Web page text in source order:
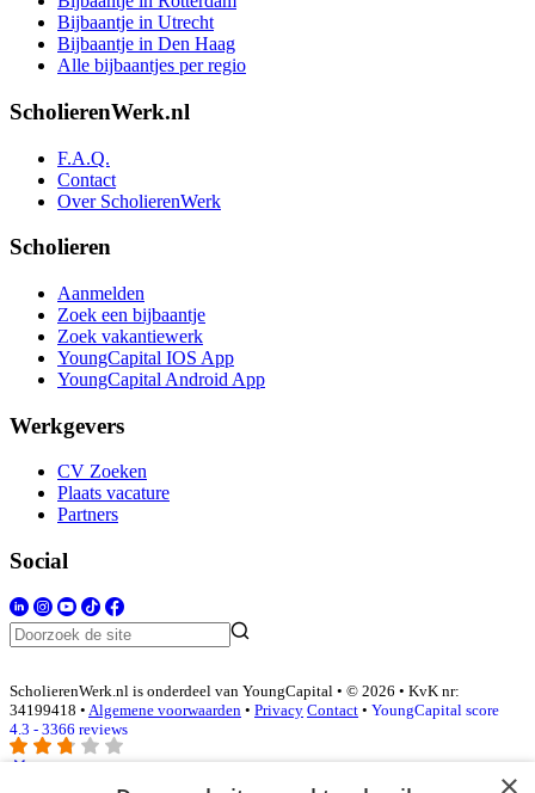
Bijbaantje in Utrecht
Bijbaantje in Den Haag
Alle bijbaantjes per regio
ScholierenWerk.nl
F.A.Q.
Contact
Over ScholierenWerk
Scholieren
Aanmelden
Zoek een bijbaantje
Zoek vakantiewerk
YoungCapital IOS App
YoungCapital Android App
Werkgevers
CV Zoeken
Plaats vacature
Partners
Social
ScholierenWerk.nl is onderdeel van YoungCapital • © 2026 • KvK nr:
34199418 • Algemene voorwaarden • Privacy Contact • YoungCapital score
4.3 - 3366 reviews